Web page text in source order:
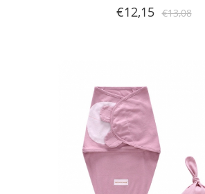
Contenedor de juguetes
€12,15 €13,08